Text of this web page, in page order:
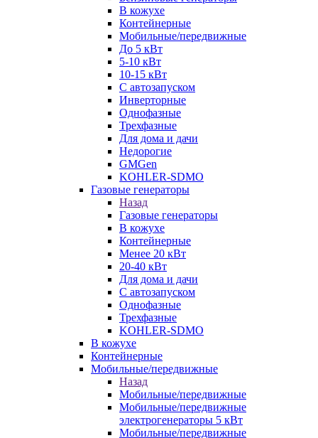
В кожухе
Контейнерные
Мобильные/передвижные
До 5 кВт
5-10 кВт
10-15 кВт
С автозапуском
Инверторные
Однофазные
Трехфазные
Для дома и дачи
Недорогие
GMGen
KOHLER-SDMO
Газовые генераторы
Назад
Газовые генераторы
В кожухе
Контейнерные
Менее 20 кВт
20-40 кВт
Для дома и дачи
С автозапуском
Однофазные
Трехфазные
KOHLER-SDMO
В кожухе
Контейнерные
Мобильные/передвижные
Назад
Мобильные/передвижные
Мобильные/передвижные
электрогенераторы 5 кВт
Мобильные/передвижные